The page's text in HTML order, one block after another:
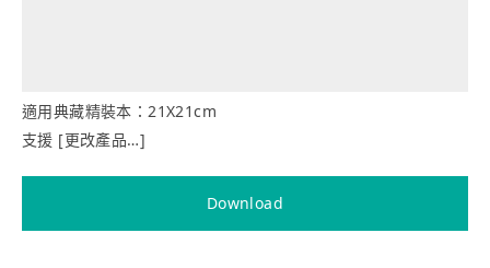
適用典藏精裝本：21X21cm
支援 [更改產品…]
Download